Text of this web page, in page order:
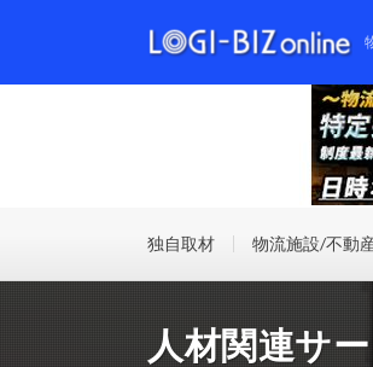
独自取材 物流施設/不動
人材関連サ